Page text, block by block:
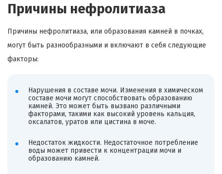
Причины нефролитиаза
Причины нефролитиаза, или образования камней в почках,
могут быть разнообразными и включают в себя следующие
факторы:
Нарушения в составе мочи. Изменения в химическом
составе мочи могут способствовать образованию
камней. Это может быть вызвано различными
факторами, такими как высокий уровень кальция,
оксалатов, уратов или цистина в моче.
Недостаток жидкости. Недостаточное потребление
воды может привести к концентрации мочи и
образованию камней.